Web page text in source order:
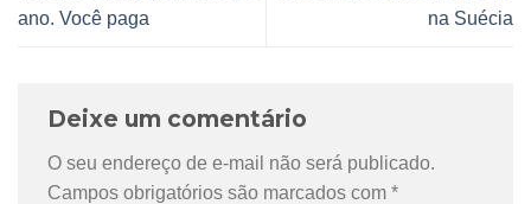
ano. Você paga
na Suécia
Deixe um comentário
O seu endereço de e-mail não será publicado.
Campos obrigatórios são marcados com *